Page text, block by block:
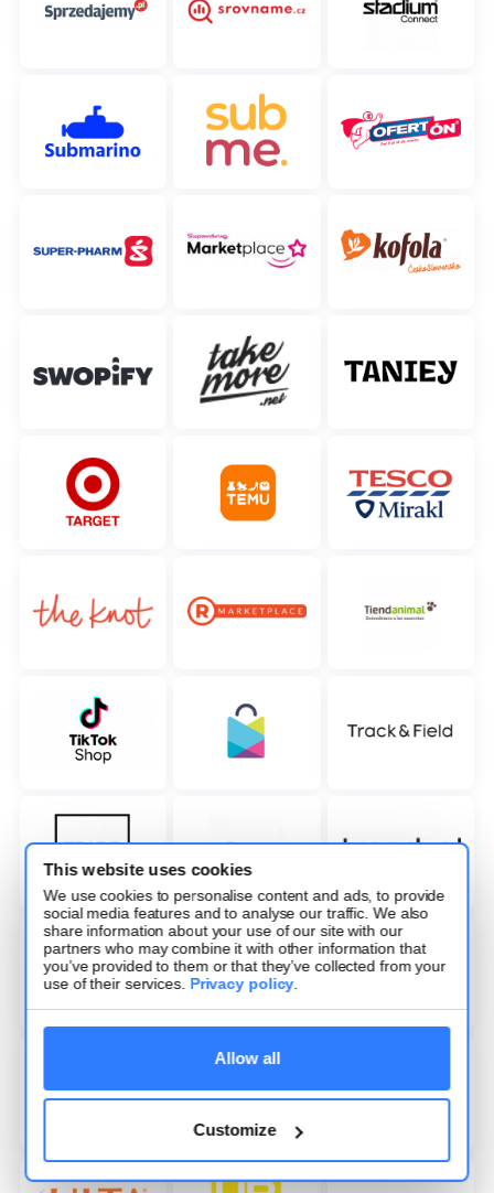
This website uses cookies
We use cookies to personalise content and ads, to provide
social media features and to analyse our traffic. We also
share information about your use of our site with our
partners who may combine it with other information that
you’ve provided to them or that they’ve collected from your
use of their services. Privacy policy.
Allow all
Customize